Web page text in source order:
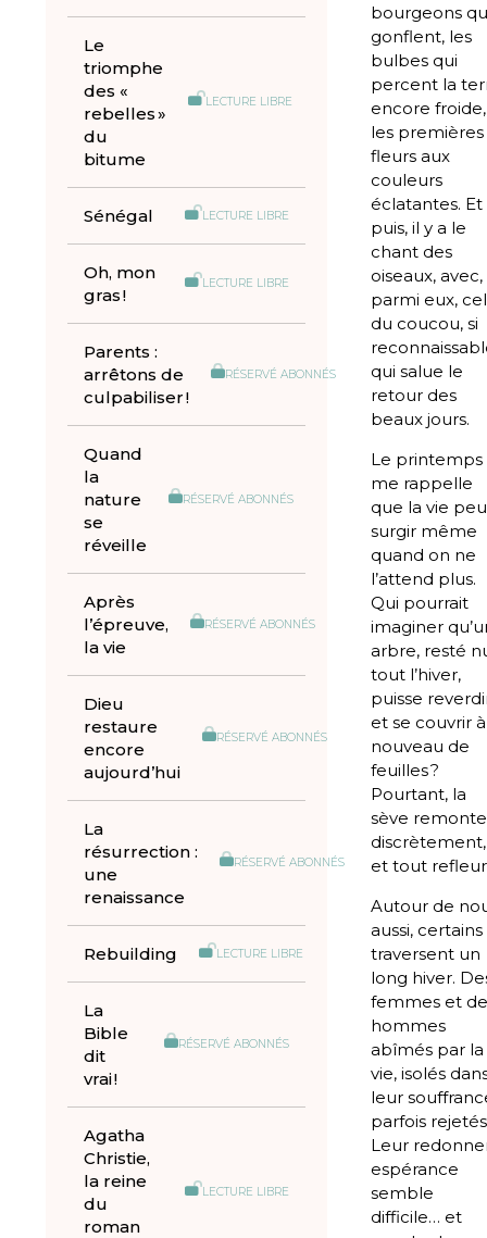
Le
triomphe
des «
rebelles »
du
bitume
LECTURE LIBRE
Sénégal LECTURE LIBRE
Oh, mon
gras !
LECTURE LIBRE
Parents :
arrêtons de
culpabiliser !
RÉSERVÉ ABONNÉS
Quand
la
nature
se
réveille
RÉSERVÉ ABONNÉS
Après
l’épreuve,
la vie
RÉSERVÉ ABONNÉS
Dieu
restaure
encore
aujourd’hui
RÉSERVÉ ABONNÉS
La
résurrection :
une
renaissance
RÉSERVÉ ABONNÉS
Rebuilding LECTURE LIBRE
La
Bible
dit
vrai !
RÉSERVÉ ABONNÉS
Agatha
Christie,
la reine
du
roman
LECTURE LIBRE
bourgeons
gonflent, les
bulbes qui
percent la
encore froide,
les premières
fleurs aux
couleurs
éclatantes. Et
puis, il y a le
chant des
oiseaux, avec,
parmi eux,
du coucou, si
qui salue le
retour des
beaux jours.
Le printemps
me rappelle
que la vie
surgir même
quand on ne
l’attend plus.
Qui pourrait
imaginer
arbre, resté
tout l’hiver,
puisse
et se couvrir à
nouveau de
feuilles ?
Pourtant, la
sève
discrètement,
et tout
Autour de
aussi, certains
traversent un
long hiver.
femmes et
hommes
abîmés par la
vie, isolés
leur
parfois
Leur
espérance
semble
difficile… et